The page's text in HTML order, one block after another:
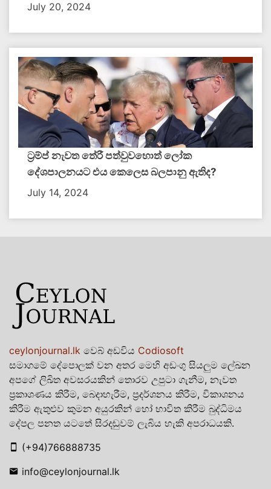
July 20, 2024
ට්‍රම්ප් නැවත තේරී පත්වුවහොත් ලෝක
දේශපාලනයට එය කෙලෙස බලපානු ඇතිද​?
July 14, 2024
ceylonjournal.lk වෙබ් අඩවිය Codiosoft
සමාගමේ දේපොලක් වන අතර මෙහි අඩංගු සියලුම ලේඛන
අපගේ ලිඛිත අවසරයකින් තොරව උපුටා ගැනීම, නැවත
ප්‍රකාශණය කිරීම, බෙදාහැරීම, ප්‍රදර්ශනය කිරීම, විකාශනය
කිරීම ඇතුළුව කුමන අයුරකින් හෝ භාවිත කිරීම බුද්ධිමය
දේපල පනත යටතේ සිරදඬුවම් ලැබිය හැකි අපරාධයකි.
(+94)766888735
info@ceylonjournal.lk